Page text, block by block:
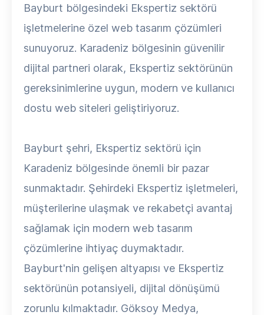
Bayburt bölgesindeki Ekspertiz sektörü
işletmelerine özel web tasarım çözümleri
sunuyoruz. Karadeniz bölgesinin güvenilir
dijital partneri olarak, Ekspertiz sektörünün
gereksinimlerine uygun, modern ve kullanıcı
dostu web siteleri geliştiriyoruz.
Bayburt şehri, Ekspertiz sektörü için
Karadeniz bölgesinde önemli bir pazar
sunmaktadır. Şehirdeki Ekspertiz işletmeleri,
müşterilerine ulaşmak ve rekabetçi avantaj
sağlamak için modern web tasarım
çözümlerine ihtiyaç duymaktadır.
Bayburt'nin gelişen altyapısı ve Ekspertiz
sektörünün potansiyeli, dijital dönüşümü
zorunlu kılmaktadır. Göksoy Medya,